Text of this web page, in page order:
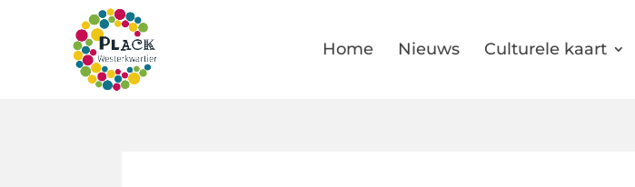
Home Nieuws Culturele kaart